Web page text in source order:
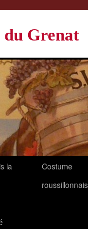
Grenat
la
Costume
roussillonnais